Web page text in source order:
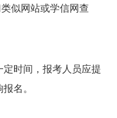
似网站或学信网查
时间，报考人员应提
名。